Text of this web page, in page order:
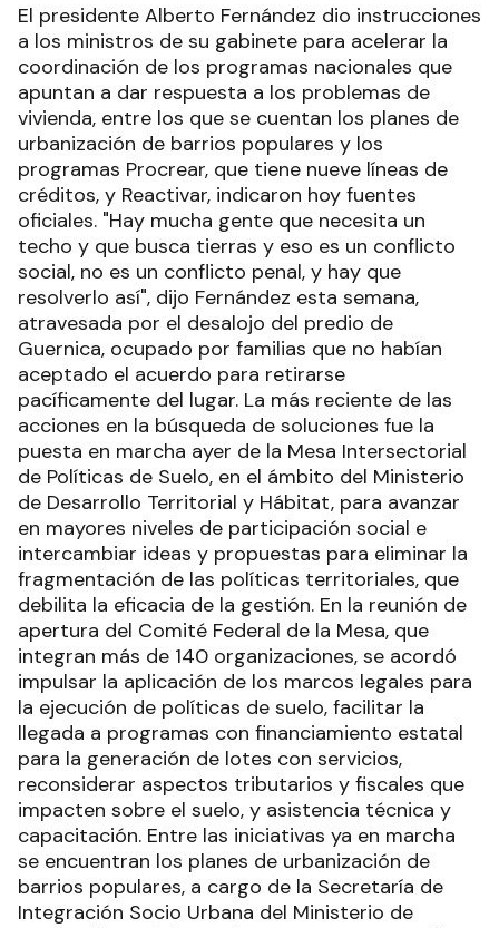
El presidente Alberto Fernández dio instrucciones
a los ministros de su gabinete para acelerar la
coordinación de los programas nacionales que
apuntan a dar respuesta a los problemas de
vivienda, entre los que se cuentan los planes de
urbanización de barrios populares y los
programas Procrear, que tiene nueve líneas de
créditos, y Reactivar, indicaron hoy fuentes
oficiales. "Hay mucha gente que necesita un
techo y que busca tierras y eso es un conflicto
social, no es un conflicto penal, y hay que
resolverlo así", dijo Fernández esta semana,
atravesada por el desalojo del predio de
Guernica, ocupado por familias que no habían
aceptado el acuerdo para retirarse
pacíficamente del lugar. La más reciente de las
acciones en la búsqueda de soluciones fue la
puesta en marcha ayer de la Mesa Intersectorial
de Políticas de Suelo, en el ámbito del Ministerio
de Desarrollo Territorial y Hábitat, para avanzar
en mayores niveles de participación social e
intercambiar ideas y propuestas para eliminar la
fragmentación de las políticas territoriales, que
debilita la eficacia de la gestión. En la reunión de
apertura del Comité Federal de la Mesa, que
integran más de 140 organizaciones, se acordó
impulsar la aplicación de los marcos legales para
la ejecución de políticas de suelo, facilitar la
llegada a programas con financiamiento estatal
para la generación de lotes con servicios,
reconsiderar aspectos tributarios y fiscales que
impacten sobre el suelo, y asistencia técnica y
capacitación. Entre las iniciativas ya en marcha
se encuentran los planes de urbanización de
barrios populares, a cargo de la Secretaría de
Integración Socio Urbana del Ministerio de